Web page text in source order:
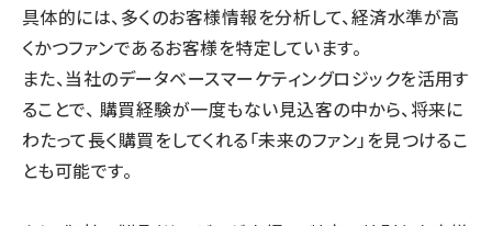
具体的には、多くのお客様情報を分析して、経済水準が高
くかつファンであるお客様を特定しています。
また、当社のデータベースマーケティングロジックを活用す
ることで、 購買経験が一度もない見込客の中から、将来に
わたって長く購買をしてくれる「未来のファン」を見つけるこ
とも可能です。